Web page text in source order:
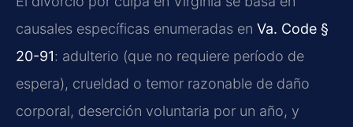
causales específicas enumeradas en Va. Code §
20-91: adulterio (que no requiere período de
espera), crueldad o temor razonable de daño
corporal, deserción voluntaria por un año, y